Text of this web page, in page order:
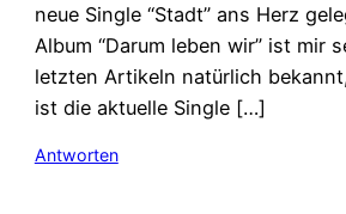
neue Single “Stadt” ans Herz
Album “Darum leben wir” ist mir
letzten Artikeln natürlich
ist die aktuelle Single […]
Antworten